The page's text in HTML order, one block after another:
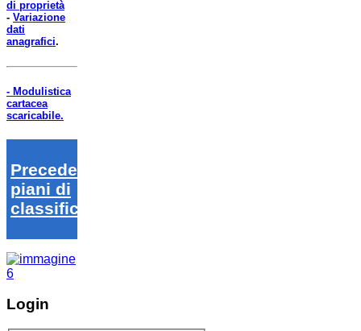
di proprietà
- Variazione
dati
anagrafici.
- Modulistica
cartacea
scaricabile.
Precedenti
piani di
classifica
Login